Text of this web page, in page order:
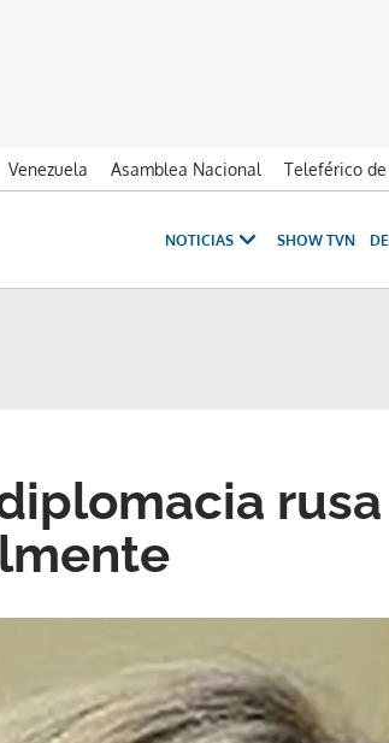
Venezuela Asamblea Nacional Teleférico
NOTICIAS SHOW TVN